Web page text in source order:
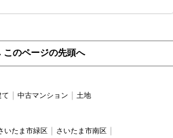
このページの先頭へ
て 中古マンション 土地
いたま市緑区
さいたま市南区